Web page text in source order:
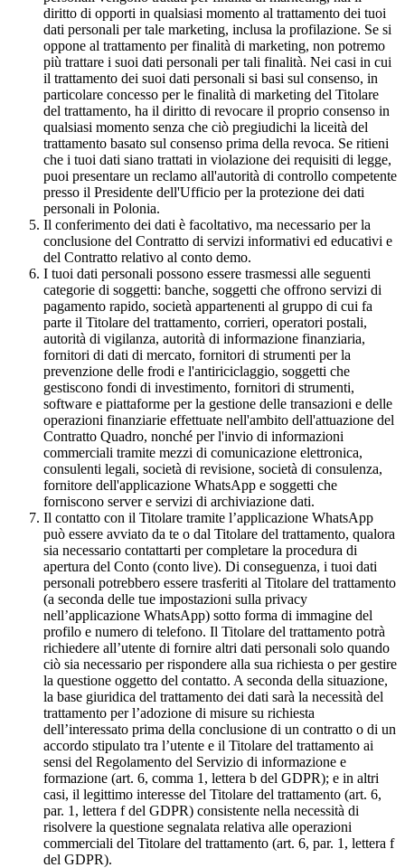
diritto di opporti in qualsiasi momento al trattamento dei tuoi
dati personali per tale marketing, inclusa la profilazione. Se si
oppone al trattamento per finalità di marketing, non potremo
più trattare i suoi dati personali per tali finalità. Nei casi in cui
il trattamento dei suoi dati personali si basi sul consenso, in
particolare concesso per le finalità di marketing del Titolare
del trattamento, ha il diritto di revocare il proprio consenso in
qualsiasi momento senza che ciò pregiudichi la liceità del
trattamento basato sul consenso prima della revoca. Se ritieni
che i tuoi dati siano trattati in violazione dei requisiti di legge,
puoi presentare un reclamo all'autorità di controllo competente
presso il Presidente dell'Ufficio per la protezione dei dati
personali in Polonia.
Il conferimento dei dati è facoltativo, ma necessario per la
conclusione del Contratto di servizi informativi ed educativi e
del Contratto relativo al conto demo.
I tuoi dati personali possono essere trasmessi alle seguenti
categorie di soggetti: banche, soggetti che offrono servizi di
pagamento rapido, società appartenenti al gruppo di cui fa
parte il Titolare del trattamento, corrieri, operatori postali,
autorità di vigilanza, autorità di informazione finanziaria,
fornitori di dati di mercato, fornitori di strumenti per la
prevenzione delle frodi e l'antiriciclaggio, soggetti che
gestiscono fondi di investimento, fornitori di strumenti,
software e piattaforme per la gestione delle transazioni e delle
operazioni finanziarie effettuate nell'ambito dell'attuazione del
Contratto Quadro, nonché per l'invio di informazioni
commerciali tramite mezzi di comunicazione elettronica,
consulenti legali, società di revisione, società di consulenza,
fornitore dell'applicazione WhatsApp e soggetti che
forniscono server e servizi di archiviazione dati.
Il contatto con il Titolare tramite l’applicazione WhatsApp
può essere avviato da te o dal Titolare del trattamento, qualora
sia necessario contattarti per completare la procedura di
apertura del Conto (conto live). Di conseguenza, i tuoi dati
personali potrebbero essere trasferiti al Titolare del trattamento
(a seconda delle tue impostazioni sulla privacy
nell’applicazione WhatsApp) sotto forma di immagine del
profilo e numero di telefono. Il Titolare del trattamento potrà
richiedere all’utente di fornire altri dati personali solo quando
ciò sia necessario per rispondere alla sua richiesta o per gestire
la questione oggetto del contatto. A seconda della situazione,
la base giuridica del trattamento dei dati sarà la necessità del
trattamento per l’adozione di misure su richiesta
dell’interessato prima della conclusione di un contratto o di un
accordo stipulato tra l’utente e il Titolare del trattamento ai
sensi del Regolamento del Servizio di informazione e
formazione (art. 6, comma 1, lettera b del GDPR); e in altri
casi, il legittimo interesse del Titolare del trattamento (art. 6,
par. 1, lettera f del GDPR) consistente nella necessità di
risolvere la questione segnalata relativa alle operazioni
commerciali del Titolare del trattamento (art. 6, par. 1, lettera f
del GDPR).